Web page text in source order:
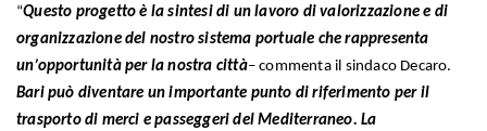
“Questo progetto è la sintesi di un lavoro di valorizzazione e di
organizzazione del nostro sistema portuale che rappresenta
un’opportunità per la nostra città– commenta il sindaco Decaro.
Bari può diventare un importante punto di riferimento per il
trasporto di merci e passeggeri del Mediterraneo. La